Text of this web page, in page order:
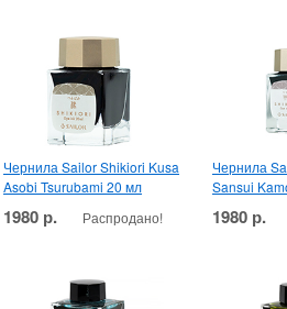
Чернила Sailor Shikiori Kusa
Asobi Tsurubami 20 мл
1980 р. Распродано!
Чернила
Sansui
1980 р.